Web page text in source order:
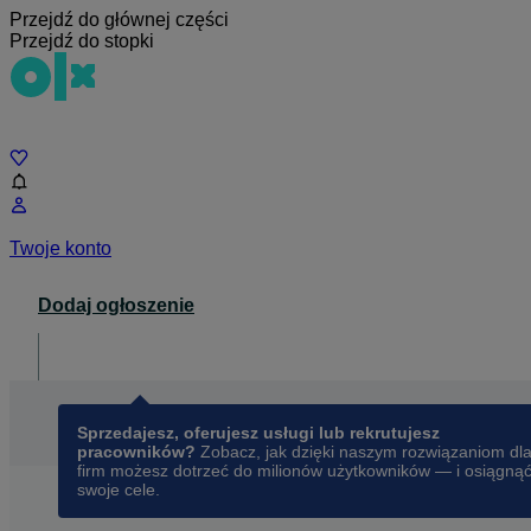
Przejdź do głównej części
Przejdź do stopki
Twoje konto
Dodaj ogłoszenie
Sprzedajesz, oferujesz usługi lub rekrutujesz
pracowników? Zobacz, jak dzięki naszym rozwiązaniom dla
firm możesz dotrzeć do milionów użytkowników — i osiągnąć
swoje cele.